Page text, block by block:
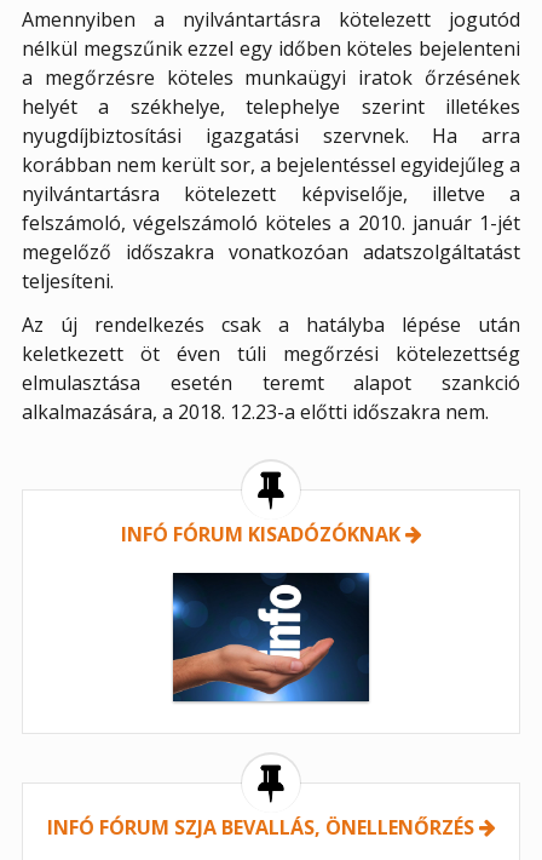
Amennyiben a nyilvántartásra kötelezett jogutód
nélkül megszűnik ezzel egy időben köteles bejelenteni
a megőrzésre köteles munkaügyi iratok őrzésének
helyét a székhelye, telephelye szerint illetékes
nyugdíjbiztosítási igazgatási szervnek. Ha arra
korábban nem került sor, a bejelentéssel egyidejűleg a
nyilvántartásra kötelezett képviselője, illetve a
felszámoló, végelszámoló köteles a 2010. január 1-jét
megelőző időszakra vonatkozóan adatszolgáltatást
teljesíteni.
Az új rendelkezés csak a hatályba lépése után
keletkezett öt éven túli megőrzési kötelezettség
elmulasztása esetén teremt alapot szankció
alkalmazására, a 2018. 12.23-a előtti időszakra nem.
INFÓ FÓRUM KISADÓZÓKNAK
INFÓ FÓRUM SZJA BEVALLÁS, ÖNELLENŐRZÉS